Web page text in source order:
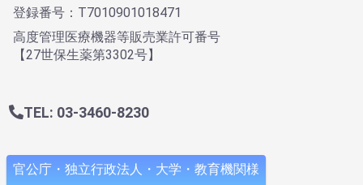
登録番号：T7010901018471
高度管理医療機器等販売業許可番号
【27世保生薬第3302号】
TEL: 03-3460-8230
官公庁・独立行政法人・大学・教育機関様